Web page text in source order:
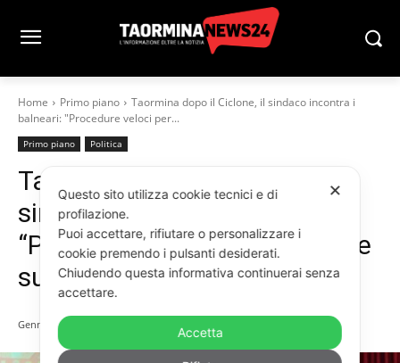
Home Primo piano
Taormina dopo il Ciclone, il sindaco incontra i
balneari: "Procedure veloci per...
Primo piano Politica
Taormina dopo il Ciclone, il
sindaco incontra i balneari:
“Procedure veloci per ripartire
subito”
Gennaio 30, 2026
✕
Questo sito utilizza cookie tecnici e di
profilazione.
Puoi accettare, rifiutare o personalizzare i
cookie premendo i pulsanti desiderati.
Chiudendo questa informativa continuerai senza
accettare.
Accetta